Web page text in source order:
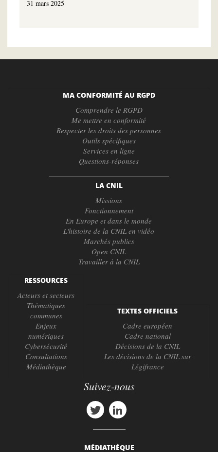
31 mars 2025
MA CONFORMITÉ AU RGPD
Comprendre le RGPD
Me mettre en conformité
Respecter les droits des personnes
Outils spécifiques
Services en ligne
Questions-réponses
LA CNIL
Missions
Fonctionnement
En Europe et dans le monde
L'histoire de la CNIL en vidéo
Marchés publics
Open CNIL
Travailler à la CNIL
RESSOURCES
Acteurs et secteurs
Thématiques
communes
Enjeux
numériques
Cybersécurité
Consultations
Médiathèque
TEXTES OFFICIELS
Cadre européen
Cadre national
Décisions de la CNIL
Les décisions de la CNIL sur
Légifrance
Suivez-nous
MÉDIATHÈQUE